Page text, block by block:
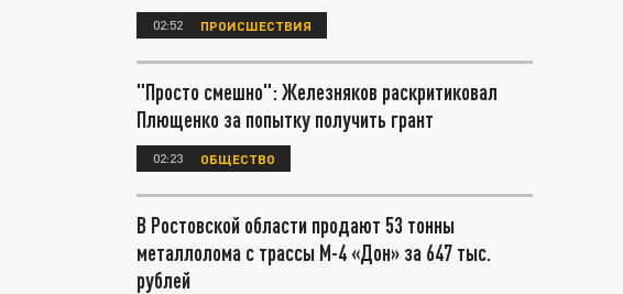
02:52 ПРОИСШЕСТВИЯ
"Просто смешно": Железняков раскритиковал
Плющенко за попытку получить грант
02:23 ОБЩЕСТВО
В Ростовской области продают 53 тонны
металлолома с трассы М-4 «Дон» за 647 тыс.
рублей